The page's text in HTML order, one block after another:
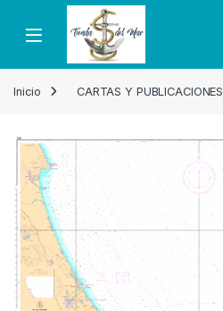
Skip to navigation
Skip to content
Open
Inicio CARTAS Y PUBLICACIONES